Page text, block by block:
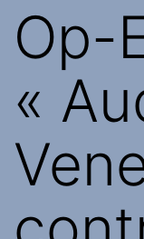
Op-
«